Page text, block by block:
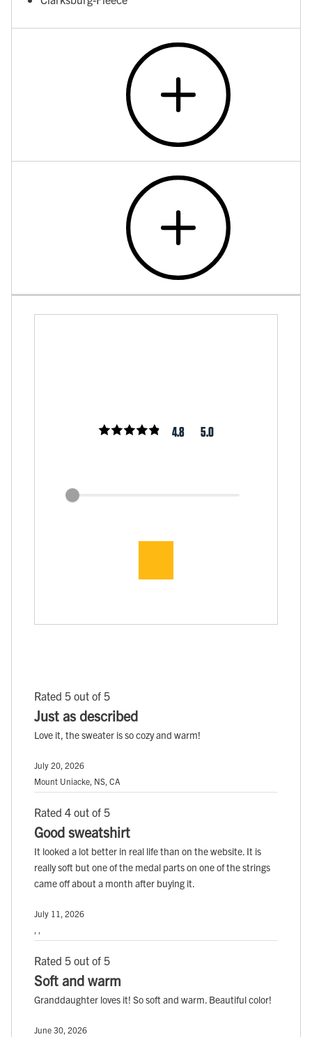
4.8 5.0
Rated 5 out of 5
Just as described
Love it, the sweater is so cozy and warm!
July 20, 2026
Mount Uniacke, NS, CA
Rated 4 out of 5
Good sweatshirt
It looked a lot better in real life than on the website. It is
really soft but one of the medal parts on one of the strings
came off about a month after buying it.
July 11, 2026
, ,
Rated 5 out of 5
Soft and warm
Granddaughter loves it! So soft and warm. Beautiful color!
June 30, 2026